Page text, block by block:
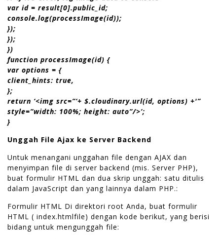
var id = result[0].public_id;
console.log(processImage(id));
});
});
})
function processImage(id) {
var options = {
client_hints: true,
};
return ‘<img src=”‘+ $.cloudinary.url(id, options) +'”
style=”width: 100%; height: auto”/>’;
}
Unggah File Ajax ke Server Backend
Untuk menangani unggahan file dengan AJAX dan
menyimpan file di server backend (mis. Server PHP),
buat formulir HTML dan dua skrip unggah: satu ditulis
dalam JavaScript dan yang lainnya dalam PHP.:
Formulir HTML Di direktori root Anda, buat formulir
HTML ( index.htmlfile) dengan kode berikut, yang berisi
bidang untuk mengunggah file: